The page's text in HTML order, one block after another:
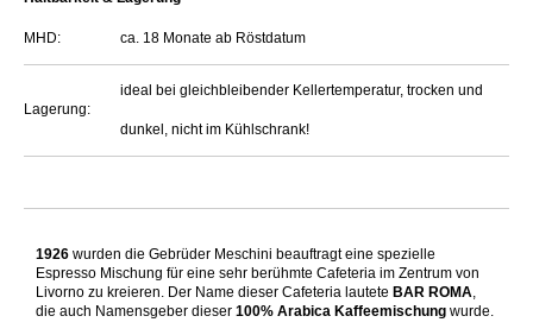
MHD: ca. 18 Monate ab Röstdatum
Lagerung:
ideal bei gleichbleibender Kellertemperatur, trocken und
dunkel, nicht im Kühlschrank!
1926 wurden die Gebrüder Meschini beauftragt eine spezielle
Espresso Mischung für eine sehr berühmte Cafeteria im Zentrum von
Livorno zu kreieren. Der Name dieser Cafeteria lautete BAR ROMA,
die auch Namensgeber dieser 100% Arabica Kaffeemischung wurde.